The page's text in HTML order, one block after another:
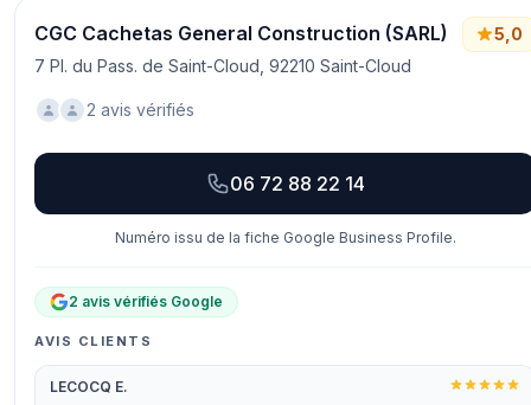
CGC Cachetas General Construction (SARL)
7 Pl. du Pass. de Saint-Cloud, 92210 Saint-Cloud
5,0
2 avis vérifiés
06 72 88 22 14
Numéro issu de la fiche Google Business Profile.
2 avis vérifiés Google
AVIS CLIENTS
LECOCQ E.